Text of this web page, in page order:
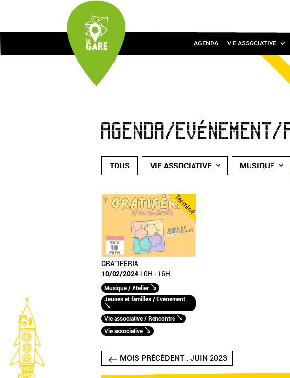
AGENDA VIE ASSOCIATIVE
AGENDA/
TOUS VIE ASSOCIATIVE MUSIQUE
Terminé
GRATIFÉRIA
10/02/2024 10H › 16H
Musique / Atelier
Jeunes et familles / Evénement
Vie associative / Rencontre
Vie associative
MOIS PRÉCÉDENT : JUIN 2023